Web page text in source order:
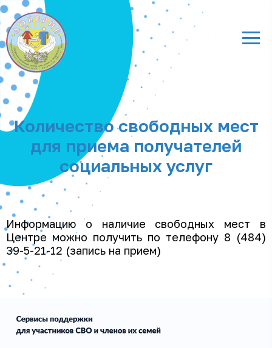
Количество свободных мест
для приема получателей
социальных услуг
Информацию о наличие свободных мест в
Центре можно получить по телефону 8 (484)
39-5-21-12 (запись на прием)